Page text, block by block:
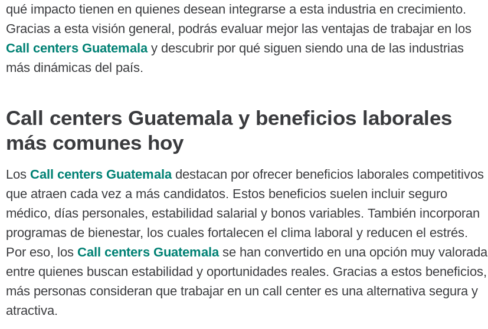
qué impacto tienen en quienes desean integrarse a esta industria en crecimiento.
Gracias a esta visión general, podrás evaluar mejor las ventajas de trabajar en los
Call centers Guatemalay descubrir por qué siguen siendo una de las industrias
más dinámicas del país.
Call centers Guatemala y beneficios laborales
más comunes hoy
Los Call centers Guatemaladestacan por ofrecer beneficios laborales competitivos
que atraen cada vez a más candidatos. Estos beneficios suelen incluir seguro
médico, días personales, estabilidad salarial y bonos variables. También incorporan
programas de bienestar, los cuales fortalecen el clima laboral y reducen el estrés.
Por eso, los Call centers Guatemalase han convertido en una opción muy valorada
entre quienes buscan estabilidad y oportunidades reales. Gracias a estos beneficios,
más personas consideran que trabajar en un call center es una alternativa segura y
atractiva.